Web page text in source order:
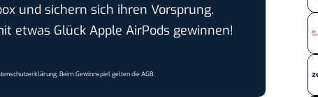
und sichern sich ihren Vorsprung.
etwas Glück Apple AirPods gewinnen!
. Beim Gewinnspiel gelten dieAGB.